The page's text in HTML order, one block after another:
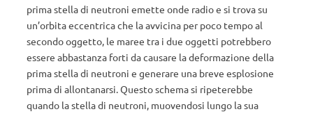
prima stella di neutroni emette onde radio e si trova su
un’orbita eccentrica che la avvicina per poco tempo al
secondo oggetto, le maree tra i due oggetti potrebbero
essere abbastanza forti da causare la deformazione della
prima stella di neutroni e generare una breve esplosione
prima di allontanarsi. Questo schema si ripeterebbe
quando la stella di neutroni, muovendosi lungo la sua